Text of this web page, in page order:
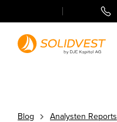
Blog
Analysten Reports